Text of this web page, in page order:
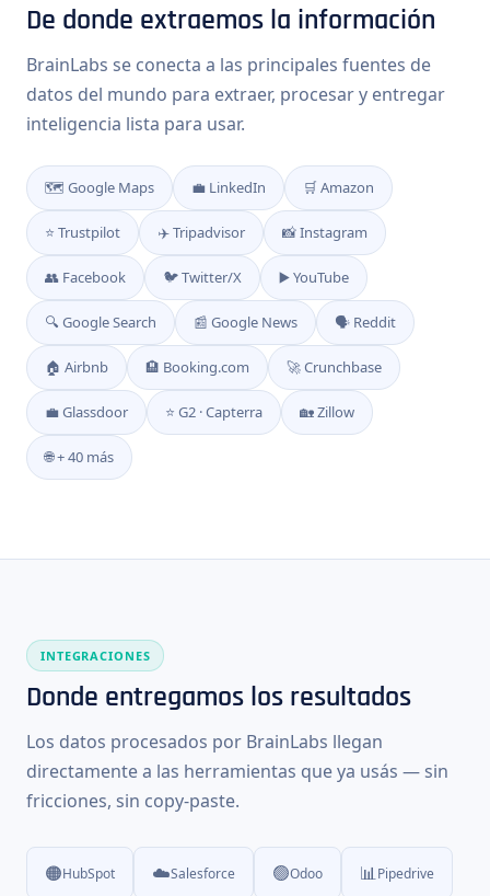
De donde extraemos la información
BrainLabs se conecta a las principales fuentes de
datos del mundo para extraer, procesar y entregar
inteligencia lista para usar.
🗺️ Google Maps 💼 LinkedIn 🛒 Amazon
⭐ Trustpilot ✈️ Tripadvisor 📸 Instagram
👥 Facebook 🐦 Twitter/X ▶️ YouTube
🔍 Google Search 📰 Google News 🗣️ Reddit
🏠 Airbnb 🏨 Booking.com 🚀 Crunchbase
💼 Glassdoor ⭐ G2 · Capterra 🏡 Zillow
🌐 + 40 más
INTEGRACIONES
Donde entregamos los resultados
Los datos procesados por BrainLabs llegan
directamente a las herramientas que ya usás — sin
fricciones, sin copy-paste.
🟠HubSpot ☁️Salesforce 🟢Odoo 📊Pipedrive